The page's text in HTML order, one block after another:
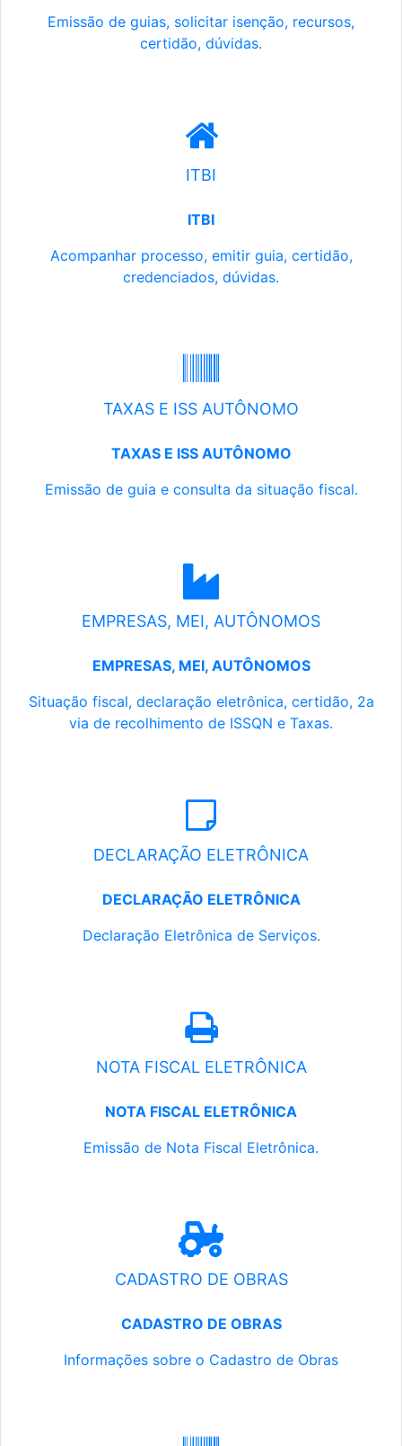
Emissão de guias, solicitar isenção, recursos,
certidão, dúvidas.
ITBI
ITBI
Acompanhar processo, emitir guia, certidão,
credenciados, dúvidas.
TAXAS E ISS AUTÔNOMO
TAXAS E ISS AUTÔNOMO
Emissão de guia e consulta da situação fiscal.
EMPRESAS, MEI, AUTÔNOMOS
EMPRESAS, MEI, AUTÔNOMOS
Situação fiscal, declaração eletrônica, certidão, 2a
via de recolhimento de ISSQN e Taxas.
DECLARAÇÃO ELETRÔNICA
DECLARAÇÃO ELETRÔNICA
Declaração Eletrônica de Serviços.
NOTA FISCAL ELETRÔNICA
NOTA FISCAL ELETRÔNICA
Emissão de Nota Fiscal Eletrônica.
CADASTRO DE OBRAS
CADASTRO DE OBRAS
Informações sobre o Cadastro de Obras